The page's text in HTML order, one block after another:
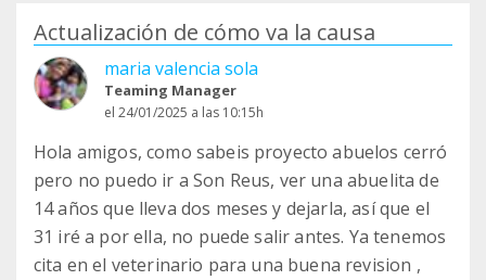
Actualización de cómo va la causa
maria valencia sola
Teaming Manager
el 24/01/2025 a las 10:15h
Hola amigos, como sabeis proyecto abuelos cerró
pero no puedo ir a Son Reus, ver una abuelita de
14 años que lleva dos meses y dejarla, así que el
31 iré a por ella, no puede salir antes. Ya tenemos
cita en el veterinario para una buena revision ,